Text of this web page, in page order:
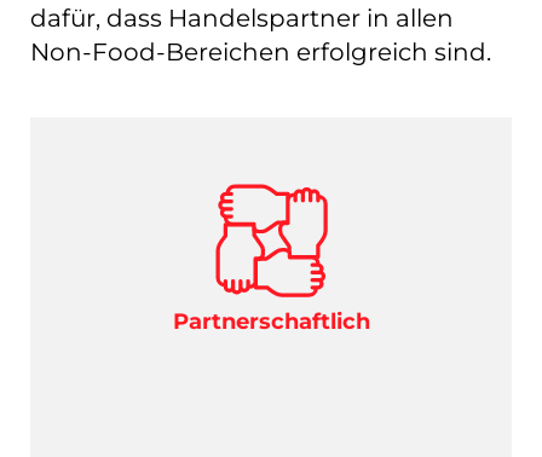
dafür, dass Handelspartner in allen
Non-Food-Bereichen erfolgreich sind.
Partnerschaftlich